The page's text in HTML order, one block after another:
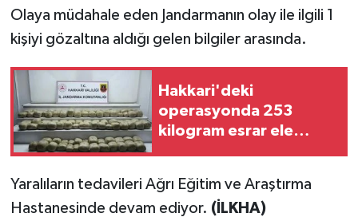
Olaya müdahale eden Jandarmanın olay ile ilgili 1
kişiyi gözaltına aldığı gelen bilgiler arasında.
Hakkari'deki
operasyonda 253
kilogram esrar ele
Yaralıların tedavileri Ağrı Eğitim ve Araştırma
Hastanesinde devam ediyor. (İLKHA)